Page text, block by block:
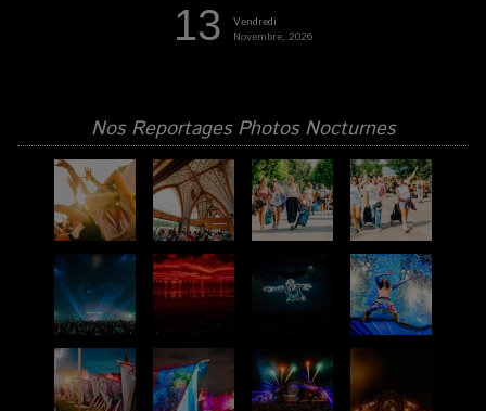
13
Vendredi
Novembre, 2026
Nos Reportages Photos Nocturnes